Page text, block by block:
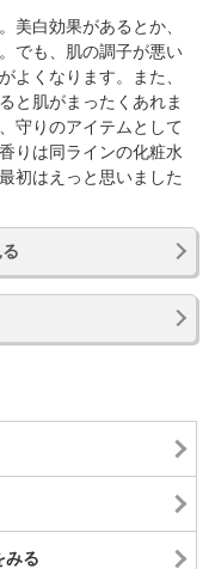
美白効果があるとか、
でも、肌の調子が悪い
よくなります。また、
と肌がまったくあれま
守りのアイテムとして
りは同ラインの化粧水
初はえっと思いました
みる